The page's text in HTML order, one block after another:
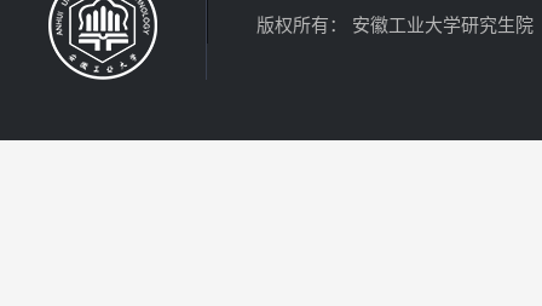
版权所有： 安徽工业大学研究生